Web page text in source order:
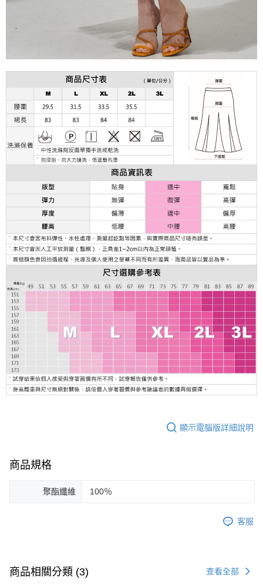
顯示電腦版詳細說明
商品規格
聚酯纖維 100％
客服
商品相關分類 (3) 查看全部